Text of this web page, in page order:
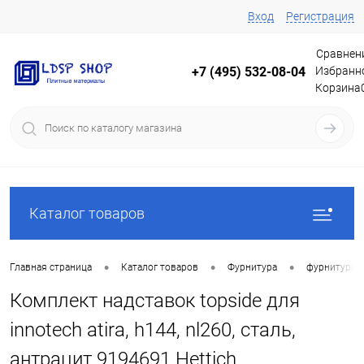
Вход Регистрация
+7 (495) 532-08-04
Корзина
Каталог товаров
Главная страница • Каталог товаров • Фурнитура • фурнитура
Комплект надставок topside для
innotech atira, h144, nl260, сталь,
антрацит 9194691 Hettich